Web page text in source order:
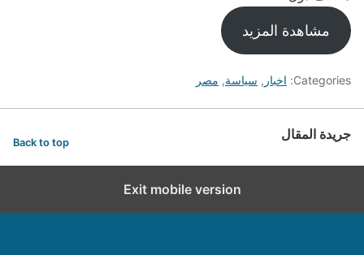
مشاهدة المزيد
Categories: اخبار , سياسة, مصر
جريدة المقال Back to top
Exit mobile version